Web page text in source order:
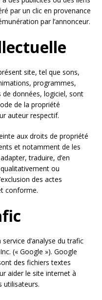
par un clic en provenance
par l’annonceur.
site, tel que sons,
programmes,
données, logiciel, sont
de la propriété
auteur respectif.
aux droits de propriété
et notamment de les
traduire, d’en
ou
des actes
conforme.
d’analyse du trafic
(« Google »). Google
des fichiers textes
aider le site internet à
utilisateurs.